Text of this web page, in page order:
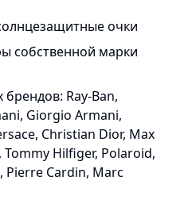
очки
собственной марки
Ray-Ban,
Giorgio Armani,
Christian Dior, Max
Tommy Hilfiger, Polaroid,
Pierre Cardin, Marc